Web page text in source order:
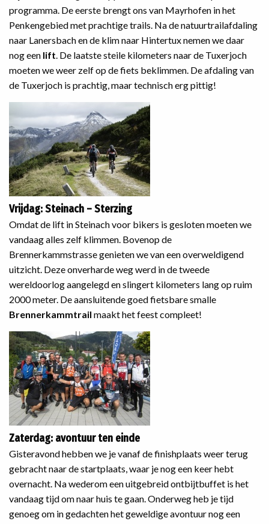
programma. De eerste brengt ons van Mayrhofen in het
Penkengebied met prachtige trails. Na de natuurtrailafdaling
naar Lanersbach en de klim naar Hintertux nemen we daar
nog een lift . De laatste steile kilometers naar de Tuxerjoch
moeten we weer zelf op de fiets beklimmen. De afdaling van
de Tuxerjoch is prachtig, maar technisch erg pittig!
Vrijdag: Steinach – Sterzing
Omdat de lift in Steinach voor bikers is gesloten moeten we
vandaag alles zelf klimmen. Bovenop de
Brennerkammstrasse genieten we van een overweldigend
uitzicht. Deze onverharde weg werd in de tweede
wereldoorlog aangelegd en slingert kilometers lang op ruim
2000 meter. De aansluitende goed fietsbare smalle
Brennerkammtrail maakt het feest compleet!
Zaterdag: avontuur ten einde
Gisteravond hebben we je vanaf de finishplaats weer terug
gebracht naar de startplaats, waar je nog een keer hebt
overnacht. Na wederom een uitgebreid ontbijtbuffet is het
vandaag tijd om naar huis te gaan. Onderweg heb je tijd
genoeg om in gedachten het geweldige avontuur nog een